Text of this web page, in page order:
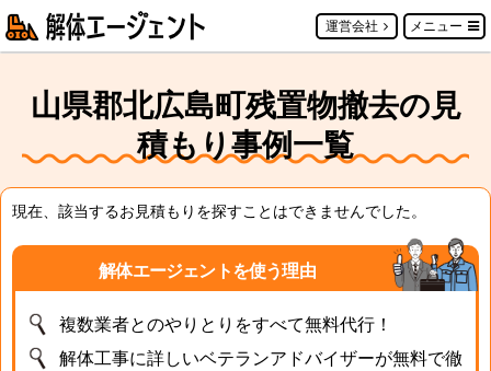
運営会社 メニュー
山県郡北広島町残置物撤去の見
積もり事例一覧
現在、該当するお見積もりを探すことはできませんでした。
解体エージェントを使う理由
複数業者とのやりとりをすべて無料代行！
解体工事に詳しいベテランアドバイザーが無料で徹